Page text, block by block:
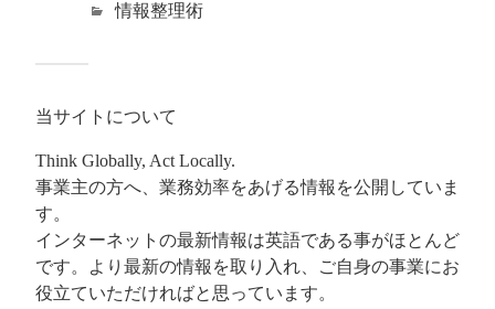
情報整理術
当サイトについて
Think Globally, Act Locally.
事業主の方へ、業務効率をあげる情報を公開していま
す。
インターネットの最新情報は英語である事がほとんど
です。より最新の情報を取り入れ、ご自身の事業にお
役立ていただければと思っています。